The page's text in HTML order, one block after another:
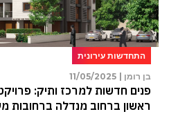
התחדשות עירונית
בן רומן |
11/05/2025
פנים חדשות למרכז ותיק:
ראשון ברחוב מנדלה ברחובות